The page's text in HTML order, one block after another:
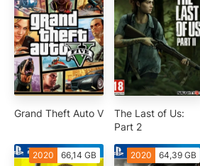
Grand Theft Auto V
The Last of Us:
Part 2
2020 66,14 GB 2020 64,39 GB